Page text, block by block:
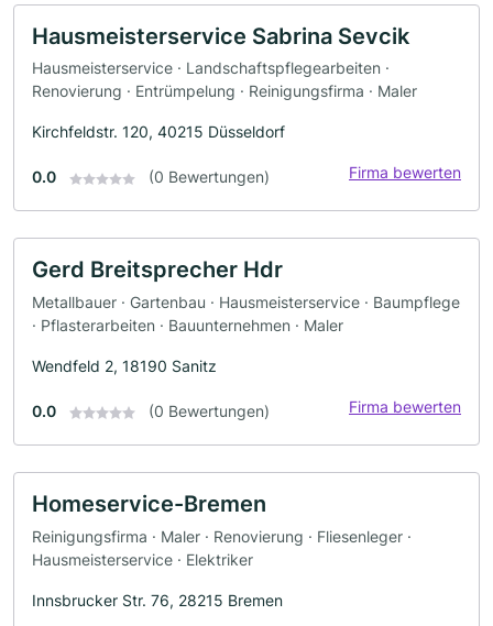
Hausmeisterservice Sabrina Sevcik
Hausmeisterservice · Landschaftspflegearbeiten ·
Renovierung · Entrümpelung · Reinigungsfirma · Maler
Kirchfeldstr. 120, 40215 Düsseldorf
0.0 (0 Bewertungen) Firma bewerten
Gerd Breitsprecher Hdr
Metallbauer · Gartenbau · Hausmeisterservice · Baumpflege
· Pflasterarbeiten · Bauunternehmen · Maler
Wendfeld 2, 18190 Sanitz
0.0 (0 Bewertungen) Firma bewerten
Homeservice-Bremen
Reinigungsfirma · Maler · Renovierung · Fliesenleger ·
Hausmeisterservice · Elektriker
Innsbrucker Str. 76, 28215 Bremen